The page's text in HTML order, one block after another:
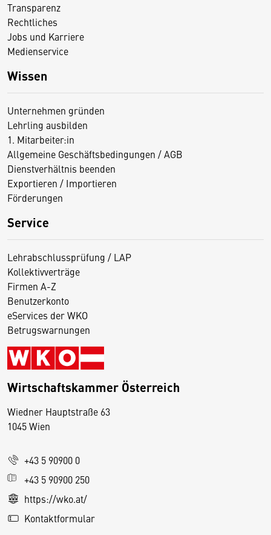
Transparenz
Rechtliches
Jobs und Karriere
Medienservice
Wissen
Unternehmen gründen
Lehrling ausbilden
1. Mitarbeiter:in
Allgemeine Geschäftsbedingungen / AGB
Dienstverhältnis beenden
Exportieren / Importieren
Förderungen
Service
Lehrabschlussprüfung / LAP
Kollektivverträge
Firmen A-Z
Benutzerkonto
eServices der WKO
Betrugswarnungen
Wirtschaftskammer Österreich
Wiedner Hauptstraße 63
1045 Wien
+43 5 90900 0
+43 5 90900 250
https://wko.at/
Kontaktformular
D
s
e
S
e